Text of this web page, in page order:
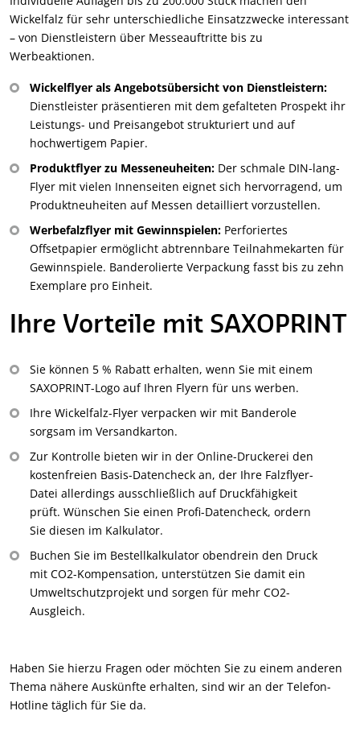
Wickelfalz für sehr unterschiedliche Einsatzzwecke interessant
– von Dienstleistern über Messeauftritte bis zu
Werbeaktionen.
Wickelflyer als Angebotsübersicht von Dienstleistern:
Dienstleister präsentieren mit dem gefalteten Prospekt ihr
Leistungs- und Preisangebot strukturiert und auf
hochwertigem Papier.
Produktflyer zu Messeneuheiten: Der schmale DIN-lang-
Flyer mit vielen Innenseiten eignet sich hervorragend, um
Produktneuheiten auf Messen detailliert vorzustellen.
Werbefalzflyer mit Gewinnspielen: Perforiertes
Offsetpapier ermöglicht abtrennbare Teilnahmekarten für
Gewinnspiele. Banderolierte Verpackung fasst bis zu zehn
Exemplare pro Einheit.
Ihre Vorteile mit SAXOPRINT
Sie können 5 % Rabatt erhalten, wenn Sie mit einem
SAXOPRINT-Logo auf Ihren Flyern für uns werben.
Ihre Wickelfalz-Flyer verpacken wir mit Banderole
sorgsam im Versandkarton.
Zur Kontrolle bieten wir in der Online-Druckerei den
kostenfreien Basis-Datencheck an, der Ihre Falzflyer-
Datei allerdings ausschließlich auf Druckfähigkeit
prüft. Wünschen Sie einen Profi-Datencheck, ordern
Sie diesen im Kalkulator.
Buchen Sie im Bestellkalkulator obendrein den Druck
mit CO2-Kompensation, unterstützen Sie damit ein
Umweltschutzprojekt und sorgen für mehr CO2-
Ausgleich.
Haben Sie hierzu Fragen oder möchten Sie zu einem anderen
Thema nähere Auskünfte erhalten, sind wir an der Telefon-
Hotline täglich für Sie da.